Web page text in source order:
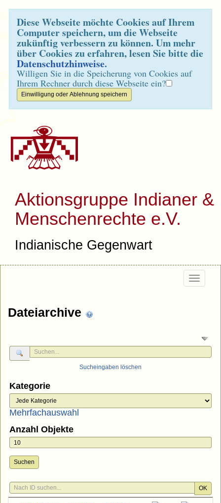
Diese Webseite möchte Cookies auf Ihrem
Computer speichern, um die Webseite
zukünftig verbessern zu können. Um mehr
über Cookies zu erfahren, lesen Sie bitte die
Datenschutzhinweise.
Willigen Sie in die Speicherung von Cookies auf
Ihrem Rechner durch diese Webseite ein?
Aktionsgruppe Indianer &
Menschenrechte e.V.
Indianische Gegenwart
Dateiarchive
Sucheingaben löschen
Kategorie
Mehrfachauswahl
Anzahl Objekte
Suchen
OK